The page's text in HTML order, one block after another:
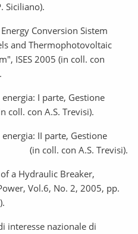
Siciliano).
Conversion Sistem
and Thermophotovoltaic
ISES 2005 (in coll. con
I parte, Gestione
coll. con A.S. Trevisi).
II parte, Gestione
(in coll. con A.S. Trevisi).
a Hydraulic Breaker,
Vol.6, No. 2, 2005, pp.
interesse nazionale di